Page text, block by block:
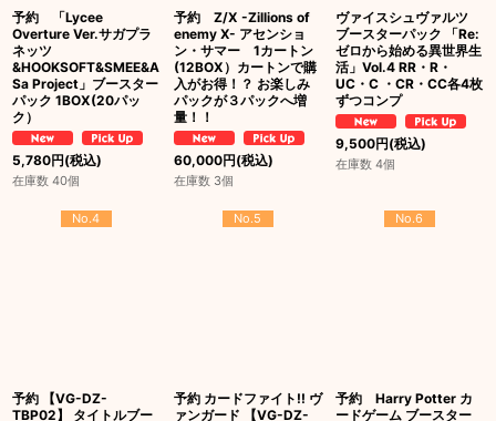
予約 「Lycee
Overture Ver.サガプラ
ネッツ
&HOOKSOFT&SMEE&A
Sa Project」ブースター
パック 1BOX(20パッ
ク）
5,780円(税込)
在庫数 40個
予約 Z/X -Zillions of
enemy X- アセンショ
ン・サマー 1カートン
(12BOX）カートンで購
入がお得！？ お楽しみ
パックが３パックへ増
量！！
60,000円(税込)
在庫数 3個
ヴァイスシュヴァルツ
ブースターパック 「Re:
ゼロから始める異世界生
活」Vol.4 RR・R・
UC・C ・CR・CC各4枚
ずつコンプ
9,500円(税込)
在庫数 4個
No.4
予約 【VG-DZ-
TBP02】 タイトルブー
No.5
予約 カードファイト!! ヴ
ァンガード 【VG-DZ-
No.6
予約 Harry Potter カ
ードゲーム ブースター